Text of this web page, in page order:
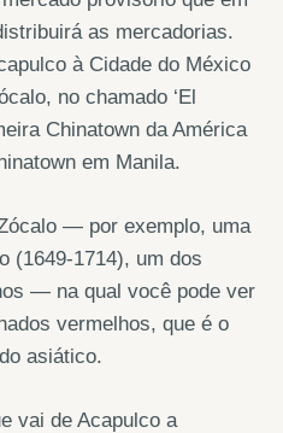
as mercadorias.
à Cidade do México
no chamado ‘El
Chinatown da América
em Manila.
— por exemplo, uma
(1649-1714), um dos
— na qual você pode ver
vermelhos, que é o
asiático.
vai de Acapulco a